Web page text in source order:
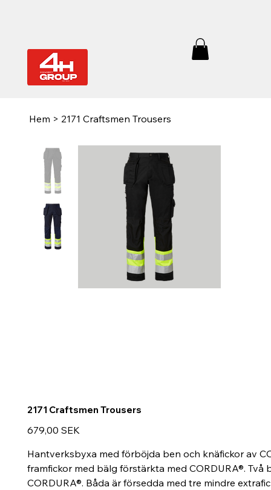
Hem > 2171 Craftsmen Trousers
2171 Craftsmen Trousers
Prix
679,00 SEK
Hantverksbyxa med förböjda ben och knäfickor av
framfickor med bälg förstärkta med CORDURA®.
CORDURA®. Båda är försedda med tre mindre